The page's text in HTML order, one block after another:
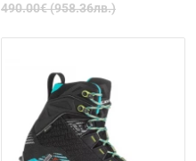
490.00€ (958.36лв.)